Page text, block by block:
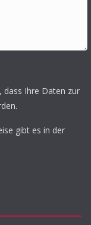
dass Ihre Daten zur
gibt es in der